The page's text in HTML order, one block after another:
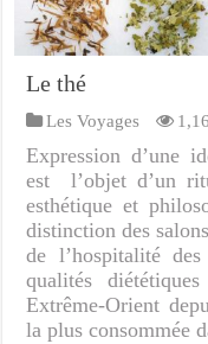
Le thé
Les Voyages
Expression d’une
est l’objet d’un
esthétique et
distinction des
de l’hospitalité
qualités
Extrême-Orient
la plus consommée